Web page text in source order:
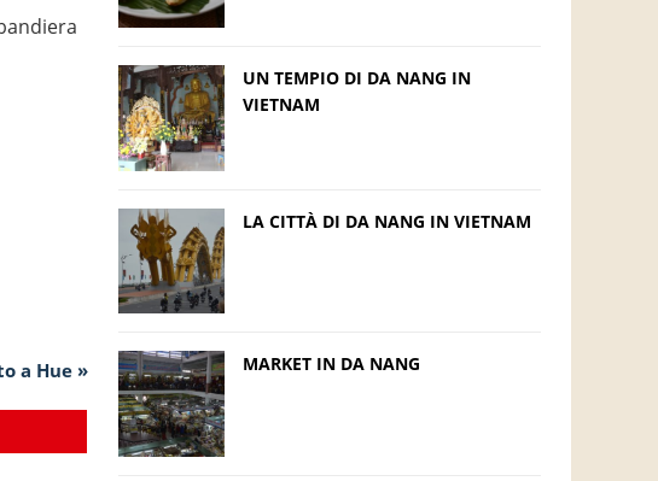
a Hue »
UN TEMPIO DI DA NANG IN
VIETNAM
LA CITTÀ DI DA NANG IN VIETNAM
MARKET IN DA NANG